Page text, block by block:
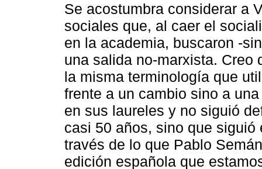
Se acostumbra considerar a
sociales que, al caer el
en la academia, buscaron -
una salida no-marxista. Creo
la misma terminología que
frente a un cambio sino a
en sus laureles y no siguió
casi 50 años, sino que
través de lo que Pablo
edición española que